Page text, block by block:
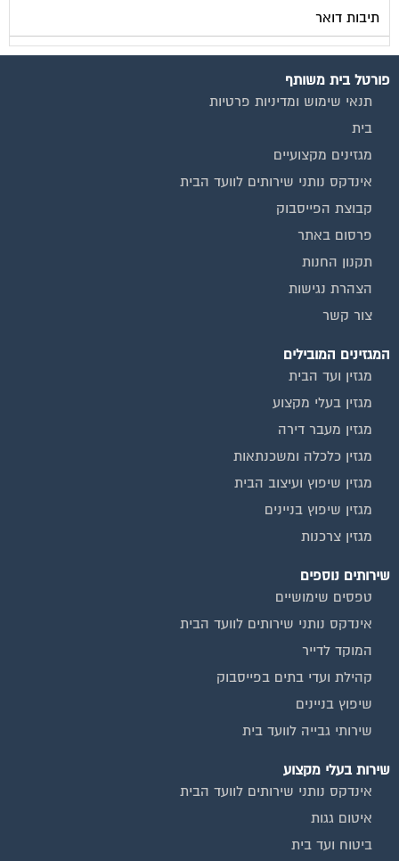
תיבות דואר
פורטל בית משותף
תנאי שימוש ומדיניות פרטיות
בית
מגזינים מקצועיים
אינדקס נותני שירותים לוועד הבית
קבוצת הפייסבוק
פרסום באתר
תקנון החנות
הצהרת נגישות
צור קשר
המגזינים המובילים
מגזין ועד הבית
מגזין בעלי מקצוע
מגזין מעבר דירה
מגזין כלכלה ומשכנתאות
מגזין שיפוץ ועיצוב הבית
מגזין שיפוץ בניינים
מגזין צרכנות
שירותים נוספים
טפסים שימושיים
אינדקס נותני שירותים לוועד הבית
המוקד לדייר
קהילת ועדי בתים בפייסבוק
שיפוץ בניינים
שירותי גבייה לוועד בית
שירות בעלי מקצוע
אינדקס נותני שירותים לוועד הבית
איטום גגות
ביטוח ועד בית